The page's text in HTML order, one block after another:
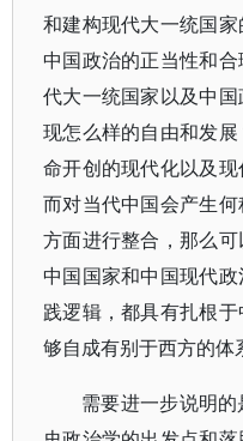
和建构现代大一统国
中国政治的正当性和
代大一统国家以及中国
现怎么样的自由和发
命开创的现代化以及
而对当代中国会产生
方面进行整合，那么
中国国家和中国现代
践逻辑，都具有扎根
够自成有别于西方的体
需要进一步说明